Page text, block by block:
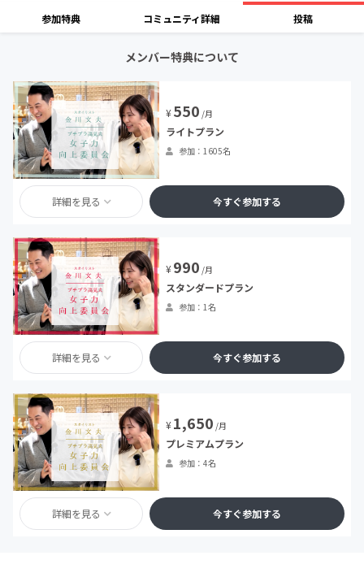
参加特典 コミュニティ詳細 投稿
メンバー特典について
¥550 /月
ライトプラン
参加：1605名
詳細を見る 今すぐ参加する
¥990 /月
スタンダードプラン
参加：1名
詳細を見る 今すぐ参加する
¥1,650 /月
プレミアムプラン
参加：4名
詳細を見る 今すぐ参加する